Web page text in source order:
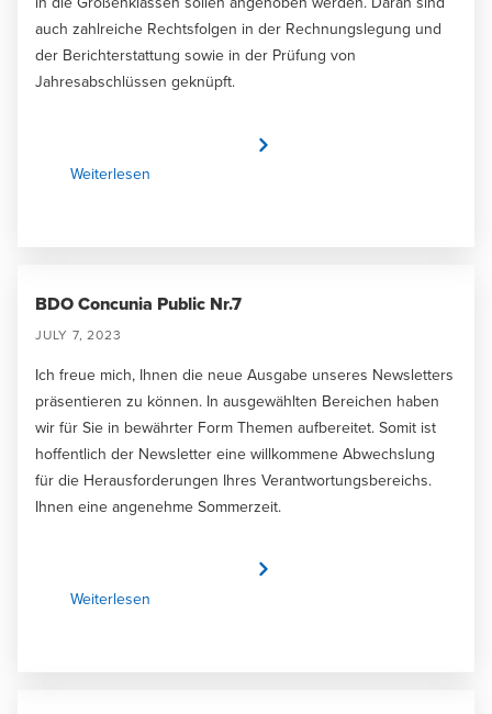
auch zahlreiche Rechtsfolgen in der Rechnungslegung und
der Berichterstattung sowie in der Prüfung von
Jahresabschlüssen geknüpft.
Weiterlesen
BDO Concunia Public Nr.7
JULY 7, 2023
Ich freue mich, Ihnen die neue Ausgabe unseres Newsletters
präsentieren zu können. In ausgewählten Bereichen haben
wir für Sie in bewährter Form Themen aufbereitet. Somit ist
hoffentlich der Newsletter eine willkommene Abwechslung
für die Herausforderungen Ihres Verantwortungsbereichs.
Ihnen eine angenehme Sommerzeit.
Weiterlesen